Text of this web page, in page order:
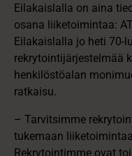
Eilakaislalla on aina
osana liiketoimintaa:
Eilakaislalla jo heti 70-
rekrytointijärjestelmää
henkilöstöalan
ratkaisu.
– Tarvitsimme
tukemaan
Rekrytointimme ovat